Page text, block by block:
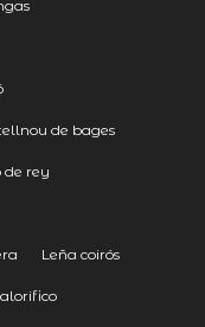
de bages
de rey
Leña coirós